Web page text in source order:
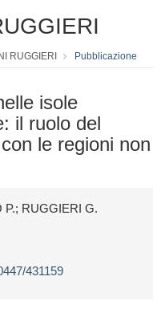
RUGGIERI Pubblicazione
isole
il ruolo del
le regioni non
P.; RUGGIERI G.
431159